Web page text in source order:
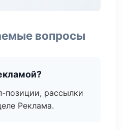
вопросы
позиции, рассылки
Реклама.